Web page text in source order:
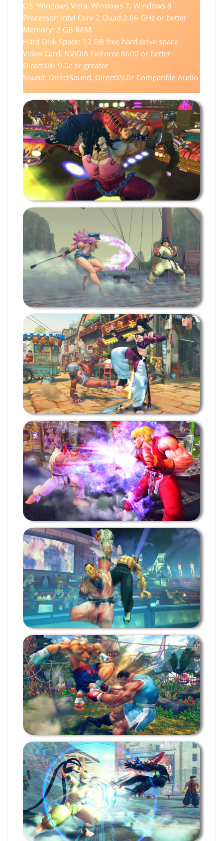
OS: Windows Vista, Windows 7, Windows 8
Processor: Intel Core 2 Quad 2.66 GHz or better
Memory: 2 GB RAM
Hard Disk Space: 12 GB free hard drive space
Video Card: NVIDIA GeForce 8600 or better
DirectX®: 9.0c or greater
Sound: DirectSound, DirectX9.0c Compatible Audio